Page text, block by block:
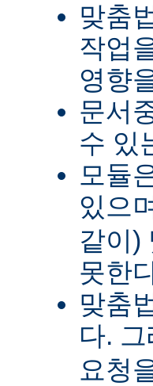
맞춤
작업
영향
문서
수 있
모듈
있으
같이)
못한
맞춤
다. 그
요청